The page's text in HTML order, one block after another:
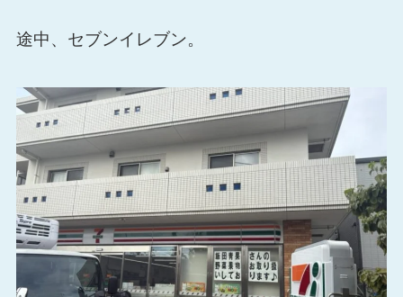
途中、セブンイレブン。